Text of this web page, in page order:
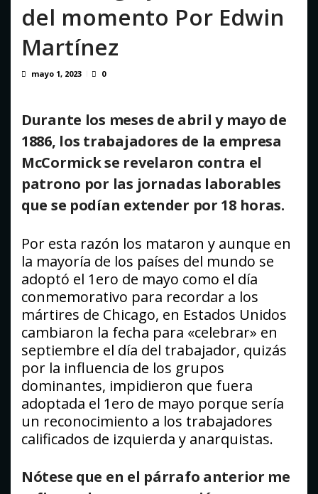
impulsado por el auge de...
agosto 6, 2026
del momento Por Edwin
Martínez
mayo 1, 2023 0
Durante los meses de abril y mayo de
1886, los trabajadores de la empresa
McCormick se revelaron contra el
patrono por las jornadas laborables
que se podían extender por 18 horas.
Por esta razón los mataron y aunque en
la mayoría de los países del mundo se
adoptó el 1ero de mayo como el día
conmemorativo para recordar a los
mártires de Chicago, en Estados Unidos
cambiaron la fecha para «celebrar» en
septiembre el día del trabajador, quizás
por la influencia de los grupos
dominantes, impidieron que fuera
adoptada el 1ero de mayo porque sería
un reconocimiento a los trabajadores
calificados de izquierda y anarquistas.
Nótese que en el párrafo anterior me